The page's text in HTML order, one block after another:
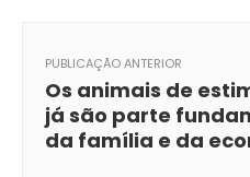
PUBLICAÇÃO ANTERIOR
Os animais de
já são parte
da família e da